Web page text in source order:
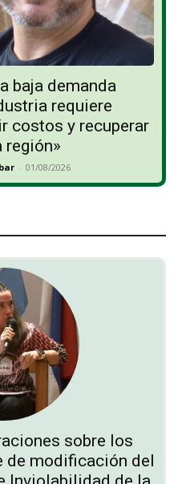
baja demanda
requiere
costos y recuperar
- 01/08/2026
sobre los
de modificación del